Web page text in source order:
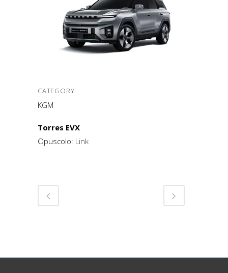
CATEGORY
KGM
Torres EVX
Opuscolo: Link